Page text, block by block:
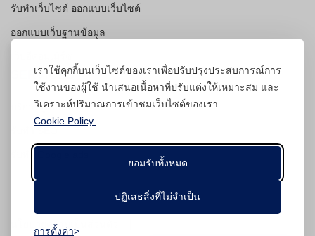
เราใช้คุกกี้บนเว็บไซต์ของเราเพื่อปรับปรุงประสบการณ์การ
ใช้งานของผู้ใช้ นำเสนอเนื้อหาที่ปรับแต่งให้เหมาะสม และ
วิเคราะห์ปริมาณการเข้าชมเว็บไซต์ของเรา.
Cookie Policy.
ยอมรับทั้งหมด
ปฏิเสธสิ่งที่ไม่จำเป็น
การตั้งค่า
รับทำเว็บไซต์ ออกแบบเว็บไซต์
ออกแบบเว็บฐานข้อมูล
SERVICES
บริการดูแลเว็บไซต์
นโยบายความเป็นส่วนตัว